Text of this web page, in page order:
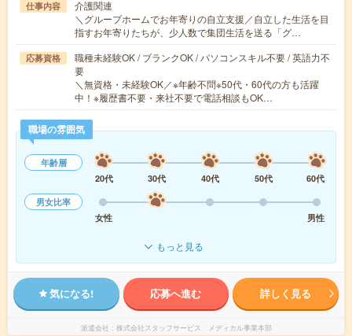
仕事内容
介護関連
＼グループホームでお年寄りの自立支援／自立した生活を目
指すお年寄りたちが、少人数で集団生活を送る「グ…
応募資格
職種未経験OK / ブランクOK / パソコンスキル不要 / 英語力不
要
＼無資格・未経験OK／※年齢不問※50代・60代の方も活躍
中！※履歴書不要・来社不要で電話相談もOK…
職場の雰囲気
年齢層
20代
30代 40代 50代
60代
男女比率
女性
男性
もっと見る
気になる! 応募へ進む 詳しく見る
派遣会社 株式会社スタッフサービス メディカル事業本部